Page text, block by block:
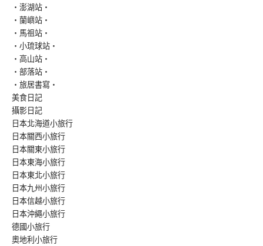
‧澎湖站‧
‧蘭嶼站‧
‧馬祖站‧
‧小琉球站‧
‧高山站‧
‧部落站‧
‧旅居書寫‧
美食日記
攝影日記
日本北海道小旅行
日本關西小旅行
日本關東小旅行
日本東海小旅行
日本東北小旅行
日本九州小旅行
日本信越小旅行
日本沖繩小旅行
德國小旅行
奧地利小旅行